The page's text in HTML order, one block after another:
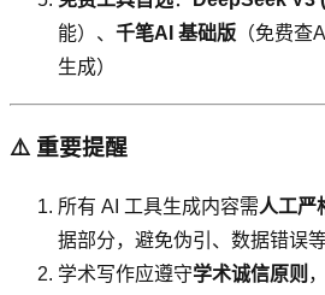
能）、 千笔AI 基础版 （免费查
生成）
⚠️ 重要提醒
所有 AI 工具生成内容需人工严
据部分，避免伪引、数据错误
学术写作应遵守学术诚信原则